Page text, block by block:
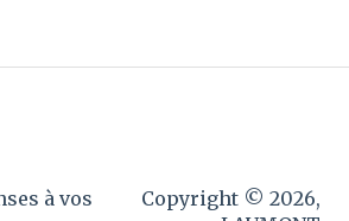
à vos
Copyright © 2026,